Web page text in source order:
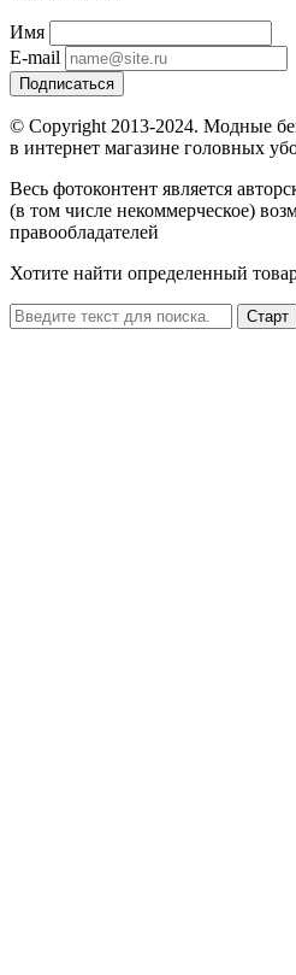
Имя
E-mail
Подписаться
© Copyright 2013-2024. Модные
в интернет магазине головных
Весь фотоконтент является
(в том числе некоммерческое)
правообладателей
Хотите найти определенный
Старт